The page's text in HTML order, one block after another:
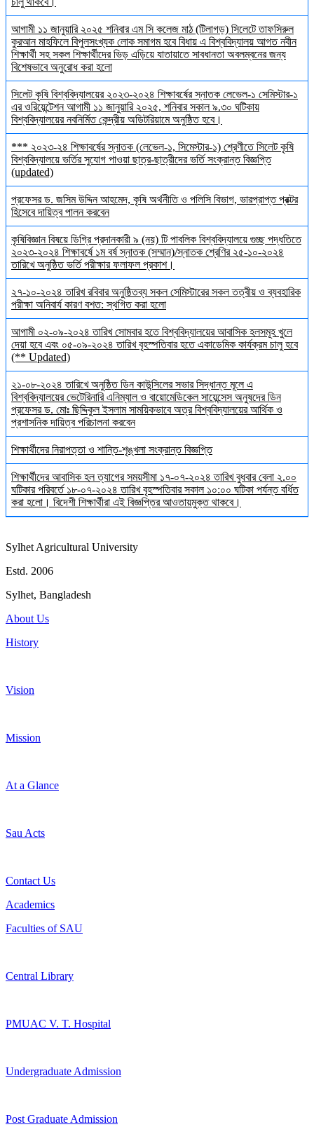
আগামী ১১ জানুয়ারি ২০২৫ শনিবার এম সি কলেজ মাঠ (টিলাগড়) সিলেটে তাফসিরুল
কুরআন মাহফিলে বিপুলসংখ্যক লোক সমাগম হবে বিধায় এ বিশ্ববিদ্যালয় আগত নবীন
শিক্ষার্থী সহ সকল শিক্ষার্থীদের ভিড় এড়িয়ে যাতায়াতে সাবধানতা অবলম্বনের জন্য
বিশেষভাবে অনুরোধ করা হলো
সিলেট কৃষি বিশ্ববিদ্যালয়ের ২০২৩-২০২৪ শিক্ষাবর্ষের স্নাতক লেভেল-১ সেমিস্টার-১
এর ওরিয়েন্টেশন আগামী ১১ জানুয়ারি ২০২৫, শনিবার সকাল ৯.৩০ ঘটিকায়
বিশ্ববিদ্যালয়ের নবনির্মিত কেন্দ্রীয় অডিটরিয়ামে অনুষ্ঠিত হবে।
*** ২০২৩-২৪ শিক্ষাবর্ষের স্নাতক (লেভেল-১, সিমেস্টার-১) শ্রেণীতে সিলেট কৃষি
বিশ্ববিদ্যালয়ে ভর্তির সুযোগ পাওয়া ছাত্র-ছাত্রীদের ভর্তি সংক্রান্ত বিজ্ঞপ্তি
(updated)
প্রফেসর ড. জসিম উদ্দিন আহমেদ, কৃষি অর্থনীতি ও পলিসি বিভাগ, ভারপ্রাপ্ত প্রক্টর
হিসেবে দায়িত্ব পালন করবেন
কৃষিবিজ্ঞান বিষয়ে ডিগ্রি প্রদানকারী ৯ (নয়) টি পাবলিক বিশ্ববিদ্যালয়ে গুচ্ছ পদ্ধতিতে
২০২৩-২০২৪ শিক্ষাবর্ষে ১ম বর্ষ স্নাতক (সম্মান)/স্নাতক শ্রেণির ২৫-১০-২০২৪
তারিখে অনুষ্ঠিত ভর্তি পরীক্ষার ফলাফল প্রকাশ।
২৭-১০-২০২৪ তারিখ রবিবার অনুষ্ঠিতব্য সকল সেমিস্টারের সকল তত্বীয় ও ব্যবহারিক
পরীক্ষা অনিবার্য কারণ বশত: স্থগিত করা হলো
আগামী ০২-০৯-২০২৪ তারিখ সোমবার হতে বিশ্ববিদ্যালয়ের আবাসিক হলসমূহ খুলে
দেয়া হবে এবং ০৫-০৯-২০২৪ তারিখ বৃহস্পতিবার হতে একাডেমিক কার্যক্রম চালু হবে
(** Updated)
২১-০৮-২০২৪ তারিখে অনুষ্ঠিত ডিন কাউন্সিলের সভার সিদ্ধান্ত মূলে এ
বিশ্ববিদ্যালয়ের ভেটেরিনারি এনিম্যাল ও বায়োমেডিকেল সায়েন্সেস অনুষদের ডিন
প্রফেসর ড. মোঃ ছিদ্দিকুল ইসলাম সাময়িকভাবে অত্র বিশ্ববিদ্যালয়ের আর্থিক ও
প্রশাসনিক দায়িত্ব পরিচালনা করবেন
শিক্ষার্থীদের নিরাপত্তা ও শান্তি-শৃঙ্খলা সংক্রান্ত বিজ্ঞপ্তি
শিক্ষার্থীদের আবাসিক হল ত্যাগের সময়সীমা ১৭-০৭-২০২৪ তারিখ বুধবার বেলা ২.০০
ঘটিকার পরিবর্তে ১৮-০৭-২০২৪ তারিখ বৃহস্পতিবার সকাল ১০:০০ ঘটিকা পর্যন্ত বর্ধিত
করা হলো। বিদেশী শিক্ষার্থীরা এই বিজ্ঞপ্তির আওতায়মুক্ত থাকবে।
Sylhet Agricultural University
Estd. 2006
Sylhet, Bangladesh
About Us
History
Vision
Mission
At a Glance
Sau Acts
Contact Us
Academics
Faculties of SAU
Central Library
PMUAC V. T. Hospital
Undergraduate Admission
Post Graduate Admission